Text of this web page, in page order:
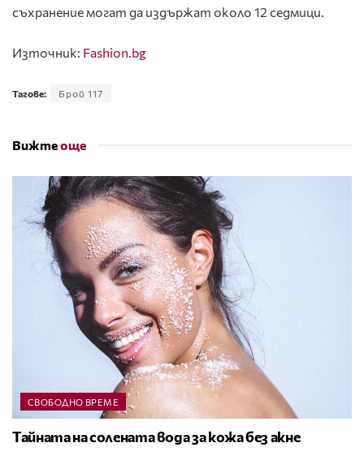
съхранение могат да издържат около 12 седмици.
Източник: Fashion.bg
Тагове: Брой 117
Вижтеоще
СВОБОДНО ВРЕМЕ
Тайната на солената вода за кожа без акне